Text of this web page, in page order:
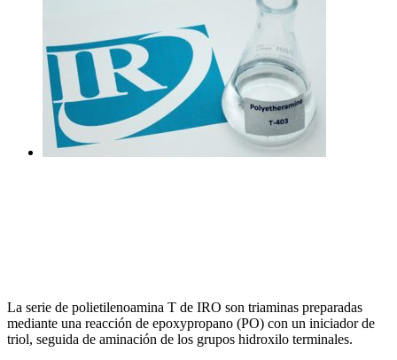
La serie de polietilenoamina T de IRO son triaminas preparadas
mediante una reacción de epoxypropano (PO) con un iniciador de
triol, seguida de aminación de los grupos hidroxilo terminales.